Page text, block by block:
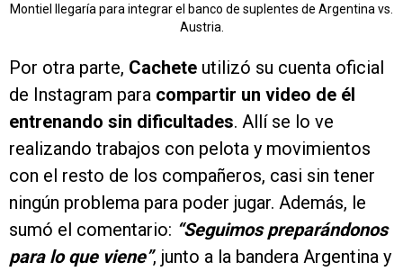
Montiel llegaría para integrar el banco de suplentes de Argentina vs.
Austria.
Por otra parte, Cachete utilizó su cuenta oficial
de Instagram para compartir un video de él
entrenando sin dificultades. Allí se lo ve
realizando trabajos con pelota y movimientos
con el resto de los compañeros, casi sin tener
ningún problema para poder jugar. Además, le
sumó el comentario: “Seguimos preparándonos
para lo que viene”, junto a la bandera Argentina y